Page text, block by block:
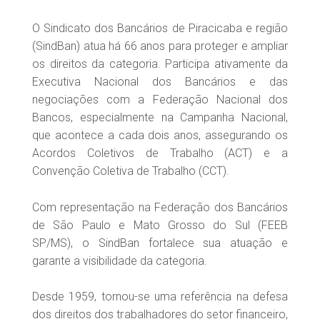
O Sindicato dos Bancários de Piracicaba e região
(SindBan) atua há 66 anos para proteger e ampliar
os direitos da categoria. Participa ativamente da
Executiva Nacional dos Bancários e das
negociações com a Federação Nacional dos
Bancos, especialmente na Campanha Nacional,
que acontece a cada dois anos, assegurando os
Acordos Coletivos de Trabalho (ACT) e a
Convenção Coletiva de Trabalho (CCT).
Com representação na Federação dos Bancários
de São Paulo e Mato Grosso do Sul (FEEB
SP/MS), o SindBan fortalece sua atuação e
garante a visibilidade da categoria.
Desde 1959, tornou-se uma referência na defesa
dos direitos dos trabalhadores do setor financeiro,